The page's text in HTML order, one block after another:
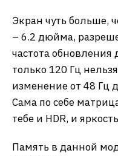
Экран чуть больше,
– 6.2 дюйма,
частота обновления
только 120 Гц
изменение от 48 Гц
Сама по себе
тебе и HDR, и
Память в данной